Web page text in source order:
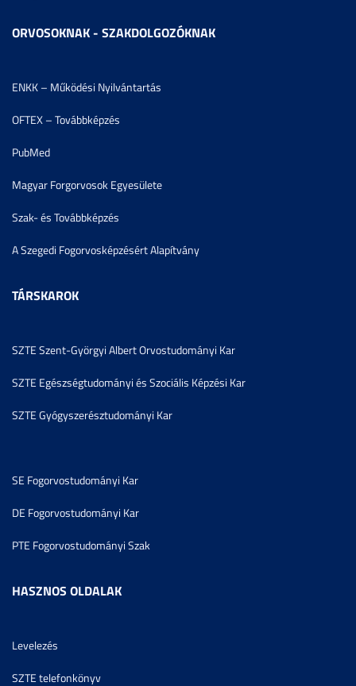
ORVOSOKNAK - SZAKDOLGOZÓKNAK
ENKK – Működési Nyilvántartás
OFTEX – Továbbképzés
PubMed
Magyar Forgorvosok Egyesülete
Szak- és Továbbképzés
A Szegedi Fogorvosképzésért Alapítvány
TÁRSKAROK
SZTE Szent-Györgyi Albert Orvostudományi Kar
SZTE Egészségtudományi és Szociális Képzési Kar
SZTE Gyógyszerésztudományi Kar
SE Fogorvostudományi Kar
DE Fogorvostudományi Kar
PTE Fogorvostudományi Szak
HASZNOS OLDALAK
Levelezés
SZTE telefonkönyv